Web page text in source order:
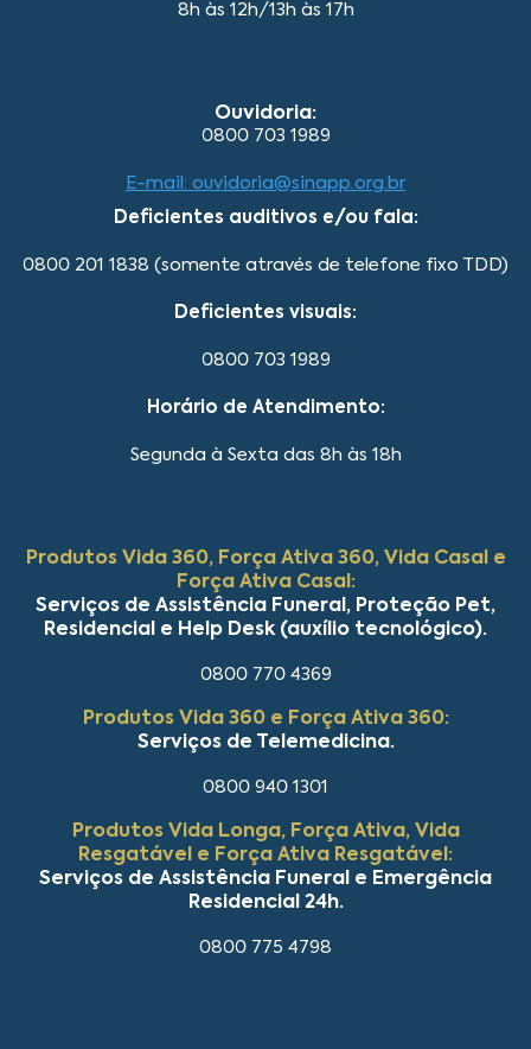
8h às 12h/13h às 17h
Ouvidoria:
0800 703 1989
E-mail: ouvidoria@sinapp.org.br
Deficientes auditivos e/ou fala:
0800 201 1838 (somente através de telefone fixo TDD)
Deficientes visuais:
0800 703 1989
Horário de Atendimento:
Segunda à Sexta das 8h às 18h
Produtos Vida 360, Força Ativa 360, Vida Casal e
Força Ativa Casal:
Serviços de Assistência Funeral, Proteção Pet,
Residencial e Help Desk (auxílio tecnológico).
0800 770 4369
Produtos Vida 360 e Força Ativa 360:
Serviços de Telemedicina.
0800 940 1301
Produtos Vida Longa, Força Ativa, Vida
Resgatável e Força Ativa Resgatável:
Serviços de Assistência Funeral e Emergência
Residencial 24h.
0800 775 4798